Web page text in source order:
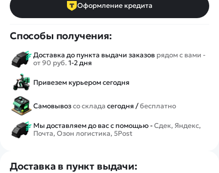
Оформление кредита
Способы получения:
Доставка до пункта выдачи заказов рядом с вами -
от 90 руб. 1-2 дня
Привезем курьером сегодня
Самовывозсо склада сегодня /бесплатно
Мы доставляем до вас с помощью -Сдек, Яндекс,
Почта, Озон логистика, 5Post
Доставка в пункт выдачи: